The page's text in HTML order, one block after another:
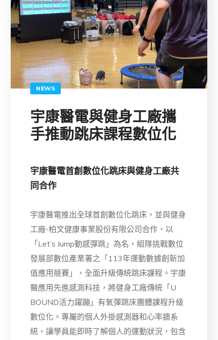
NEWS
宇康醫電與健身工廠攜
手推動跳床課程數位化
宇康醫電首創數位化跳床與健身工廠共
同合作
宇康醫電推出全球首創數位化跳床，並與健身
工廠-柏文健康事業股份有限公司合作，以
「Let’s Jump動感彈跳」為名，組隊挑戰數位
發展部數位產業署之「113年運動數據創新加
值應用競賽」，全面升級傳統跳床課程。宇康
醫應用先進感測科技，將健身工廠傳統「U
BOUND活力躍蹦」有氧彈跳床團體課程升級
數位化。專屬的個人外掛感測器和心率牆系
統，讓學員能即時了解個人的運動狀況，包含